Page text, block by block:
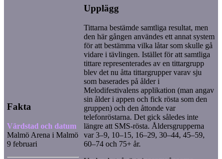
Fakta
Värdstad och datum
Malmö Arena i Malmö
9 februari
Upplägg
Tittarna bestämde samtliga resultat, men
den här gången användes ett annat system
för att bestämma vilka låtar som skulle gå
vidare i tävlingen. Istället för att samtliga
tittare representerades av en tittargrupp
blev det nu åtta tittargrupper varav sju
som baserades på ålder i
Melodifestivalens applikation (man angav
sin ålder i appen och fick rösta som den
gruppen) och den åttonde var
telefonröstarna. Det gick således inte
längre att SMS-rösta. Åldersgrupperna
var 3–9, 10–15, 16–29, 30–44, 45–59,
60–74 och 75+ år.